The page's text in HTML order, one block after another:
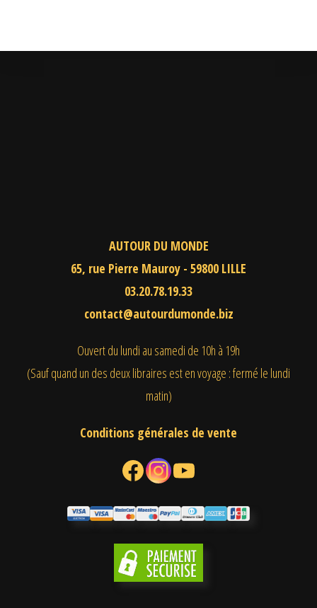
AUTOUR DU MONDE
65, rue Pierre Mauroy - 59800 LILLE
03.20.78.19.33
contact@autourdumonde.biz
Ouvert du lundi au samedi de 10h à 19h
(Sauf quand un des deux libraires est en voyage : fermé le lundi
matin)
Conditions générales de vente
Facebook Instagram YouTube